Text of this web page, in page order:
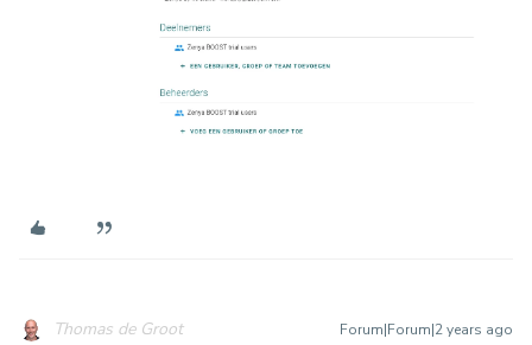
Thomas de Groot Forum|Forum|2 years ago